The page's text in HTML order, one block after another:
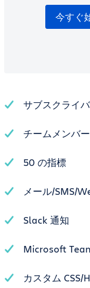
今すぐ
サブスクライ
チームメンバ
50 の指標
メール/SMS/
Slack 通知
Microsoft
カスタム CSS/